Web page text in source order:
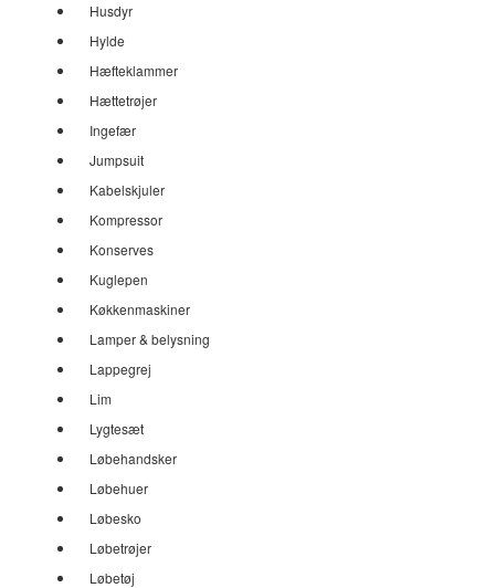
Husdyr
Hylde
Hæfteklammer
Hættetrøjer
Ingefær
Jumpsuit
Kabelskjuler
Kompressor
Konserves
Kuglepen
Køkkenmaskiner
Lamper & belysning
Lappegrej
Lim
Lygtesæt
Løbehandsker
Løbehuer
Løbesko
Løbetrøjer
Løbetøj